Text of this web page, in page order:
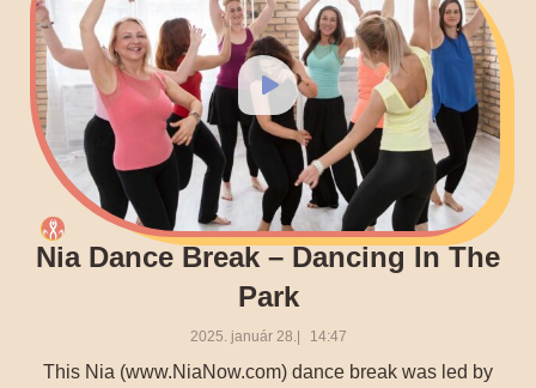
Nia Dance Break – Dancing In The
Park
2025. január 28. 14:47
This Nia (www.NiaNow.com) dance break was led by